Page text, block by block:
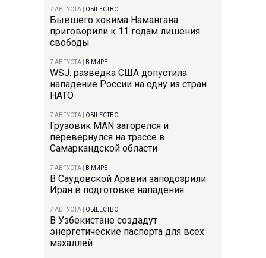
7 АВГУСТА ОБЩЕСТВО
Бывшего хокима Намангана
приговорили к 11 годам лишения
свободы
7 АВГУСТА В МИРЕ
WSJ: разведка США допустила
нападение России на одну из стран
НАТО
7 АВГУСТА ОБЩЕСТВО
Грузовик MAN загорелся и
перевернулся на трассе в
Самаркандской области
7 АВГУСТА В МИРЕ
В Саудовской Аравии заподозрили
Иран в подготовке нападения
7 АВГУСТА ОБЩЕСТВО
В Узбекистане создадут
энергетические паспорта для всех
махаллей